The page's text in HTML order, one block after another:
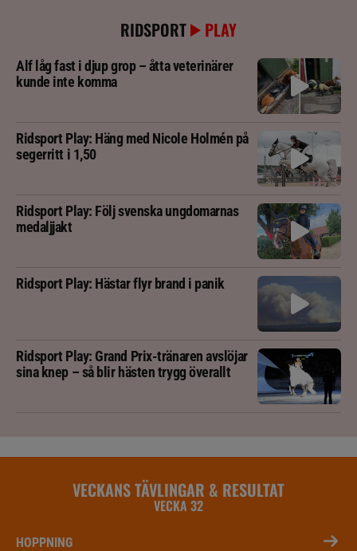
RIDSPORT PLAY
Alf låg fast i djup grop – åtta veterinärer
kunde inte komma
Ridsport Play: Häng med Nicole Holmén på
segerritt i 1,50
Ridsport Play: Följ svenska ungdomarnas
medaljjakt
Ridsport Play: Hästar flyr brand i panik
Ridsport Play: Grand Prix-tränaren avslöjar
sina knep – så blir hästen trygg överallt
VECKANS TÄVLINGAR & RESULTAT
VECKA 32
HOPPNING